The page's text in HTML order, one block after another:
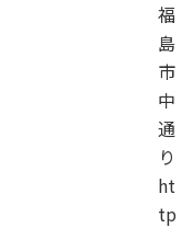
福
島
市
中
通
り
ht
tp